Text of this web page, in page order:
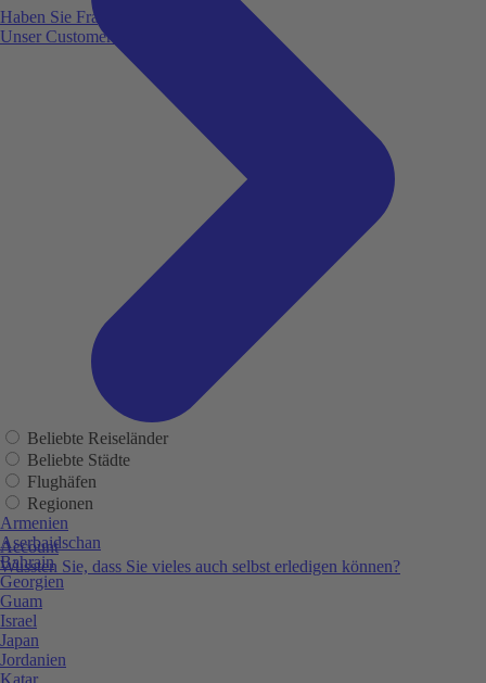
Haben Sie Fragen?
Unser Customer Service ist für Sie da!
Account
Wussten Sie, dass Sie vieles auch selbst erledigen können?
Beliebte Reiseländer
Beliebte Städte
Flughäfen
Regionen
Armenien
Aserbaidschan
Bahrain
Georgien
Guam
Israel
Japan
Jordanien
Katar